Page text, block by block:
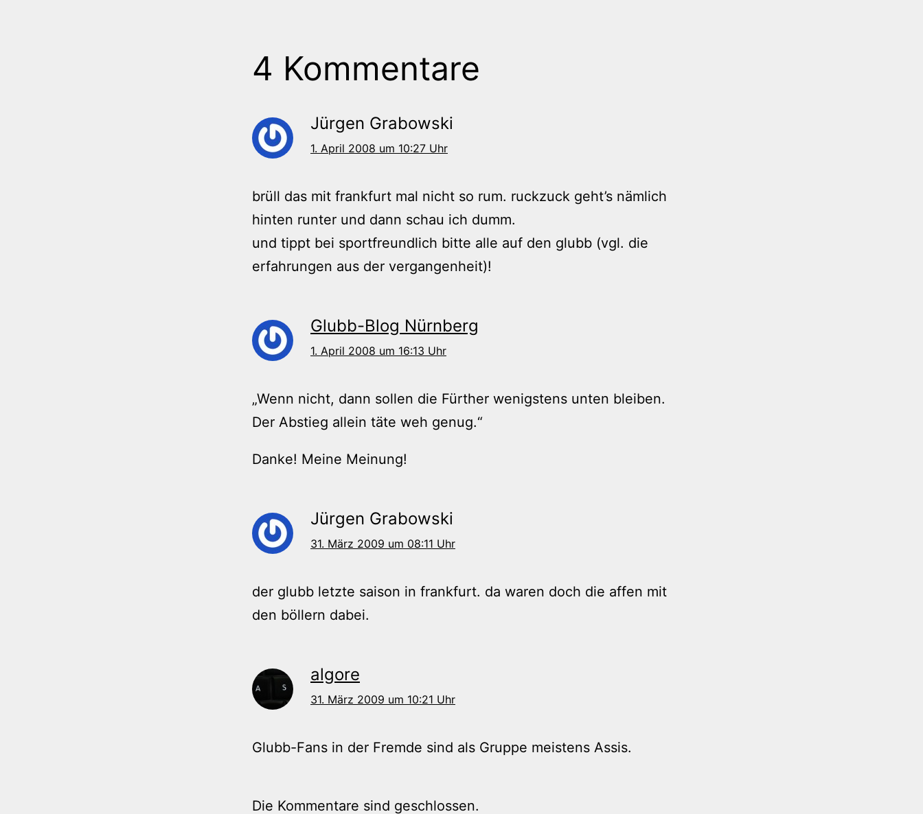
4 Kommentare
Jürgen Grabowski
1. April 2008 um 10:27 Uhr
brüll das mit frankfurt mal nicht so rum. ruckzuck geht’s nämlich
hinten runter und dann schau ich dumm.
und tippt bei sportfreundlich bitte alle auf den glubb (vgl. die
erfahrungen aus der vergangenheit)!
Glubb-Blog Nürnberg
1. April 2008 um 16:13 Uhr
„Wenn nicht, dann sollen die Fürther wenigstens unten bleiben.
Der Abstieg allein täte weh genug.“
Danke! Meine Meinung!
Jürgen Grabowski
31. März 2009 um 08:11 Uhr
der glubb letzte saison in frankfurt. da waren doch die affen mit
den böllern dabei.
algore
31. März 2009 um 10:21 Uhr
Glubb-Fans in der Fremde sind als Gruppe meistens Assis.
Die Kommentare sind geschlossen.